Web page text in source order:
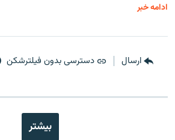
ادامه خبر
ارسال دسترسی بدون فیلترشکن
بیشتر